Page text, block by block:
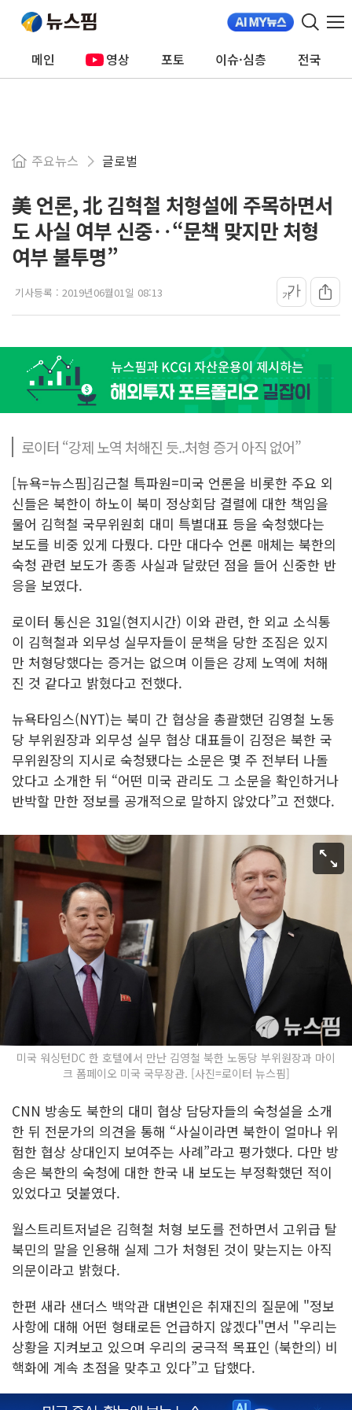
메인 영상 포토 이슈·심층 전국
주요뉴스 글로벌
美 언론, 北 김혁철 처형설에 주목하면서
도 사실 여부 신중‥“문책 맞지만 처형
여부 불투명”
기사등록 : 2019년06월01일 08:13 가가
로이터 “강제 노역 처해진 듯..처형 증거 아직 없어”
[뉴욕=뉴스핌]김근철 특파원=미국 언론을 비롯한 주요 외
신들은 북한이 하노이 북미 정상회담 결렬에 대한 책임을
물어 김혁철 국무위원회 대미 특별대표 등을 숙청했다는
보도를 비중 있게 다뤘다. 다만 대다수 언론 매체는 북한의
숙청 관련 보도가 종종 사실과 달랐던 점을 들어 신중한 반
응을 보였다.
로이터 통신은 31일(현지시간) 이와 관련, 한 외교 소식통
이 김혁철과 외무성 실무자들이 문책을 당한 조짐은 있지
만 처형당했다는 증거는 없으며 이들은 강제 노역에 처해
진 것 같다고 밝혔다고 전했다.
뉴욕타임스(NYT)는 북미 간 협상을 총괄했던 김영철 노동
당 부위원장과 외무성 실무 협상 대표들이 김정은 북한 국
무위원장의 지시로 숙청됐다는 소문은 몇 주 전부터 나돌
았다고 소개한 뒤 “어떤 미국 관리도 그 소문을 확인하거나
반박할 만한 정보를 공개적으로 말하지 않았다”고 전했다.
미국 워싱턴DC 한 호텔에서 만난 김영철 북한 노동당 부위원장과 마이
크 폼페이오 미국 국무장관. [사진=로이터 뉴스핌]
CNN 방송도 북한의 대미 협상 담당자들의 숙청설을 소개
한 뒤 전문가의 의견을 통해 “사실이라면 북한이 얼마나 위
험한 협상 상대인지 보여주는 사례”라고 평가했다. 다만 방
송은 북한의 숙청에 대한 한국 내 보도는 부정확했던 적이
있었다고 덧붙였다.
월스트리트저널은 김혁철 처형 보도를 전하면서 고위급 탈
북민의 말을 인용해 실제 그가 처형된 것이 맞는지는 아직
의문이라고 밝혔다.
한편 새라 샌더스 백악관 대변인은 취재진의 질문에 "정보
사항에 대해 어떤 형태로든 언급하지 않겠다"면서 "우리는
상황을 지켜보고 있으며 우리의 궁극적 목표인 (북한의) 비
핵화에 계속 초점을 맞추고 있다”고 답했다.